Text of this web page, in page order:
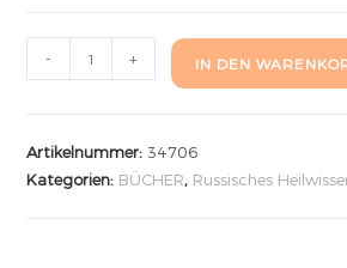
- + IN DEN
Artikelnummer: 34706
Kategorien: BÜCHER, Russisches